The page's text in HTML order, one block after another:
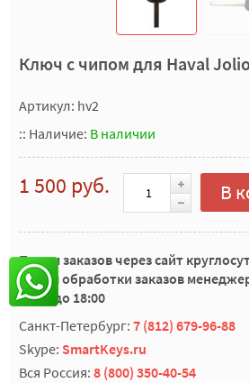
Ключ с чипом для Haval
Артикул: hv2
:: Наличие: В наличии
1 500 руб. В
Прием заказов через сайт
Время обработки заказов
10:00 до 18:00
Санкт-Петербург: 7 (812) 679-96-88
Skype: SmartKeys.ru
Вся Россия: 8 (800) 350-40-54